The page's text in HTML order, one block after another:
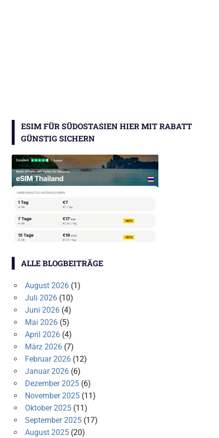
ESIM FÜR SÜDOSTASIEN HIER MIT RABATT
GÜNSTIG SICHERN
ALLE BLOGBEITRÄGE
August 2026(1)
Juli 2026(10)
Juni 2026(4)
Mai 2026(5)
April 2026(4)
März 2026(7)
Februar 2026(12)
Januar 2026(6)
Dezember 2025(6)
November 2025(11)
Oktober 2025(11)
September 2025(17)
August 2025(20)